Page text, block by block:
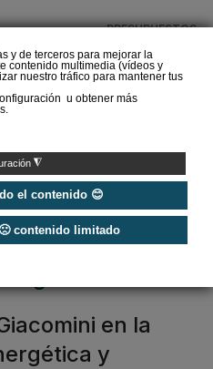
y de terceros para mejorar la
contenido multimedia (vídeos y
nuestro tráfico para mantener tus
u obtener más
◮
el contenido 😊
contenido limitado
PRESUPUESTOS
(Episodio 3)
energética
en la
y